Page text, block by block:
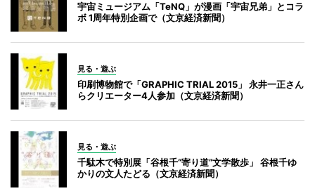
宇宙ミュージアム「TeNQ」が漫画「宇宙兄弟」とコラ
ボ 1周年特別企画で（文京経済新聞）
見る・遊ぶ
印刷博物館で「GRAPHIC TRIAL 2015」 永井一正さん
らクリエーター4人参加（文京経済新聞）
見る・遊ぶ
千駄木で特別展「谷根千“寄り道”文学散歩」 谷根千ゆ
かりの文人たどる（文京経済新聞）